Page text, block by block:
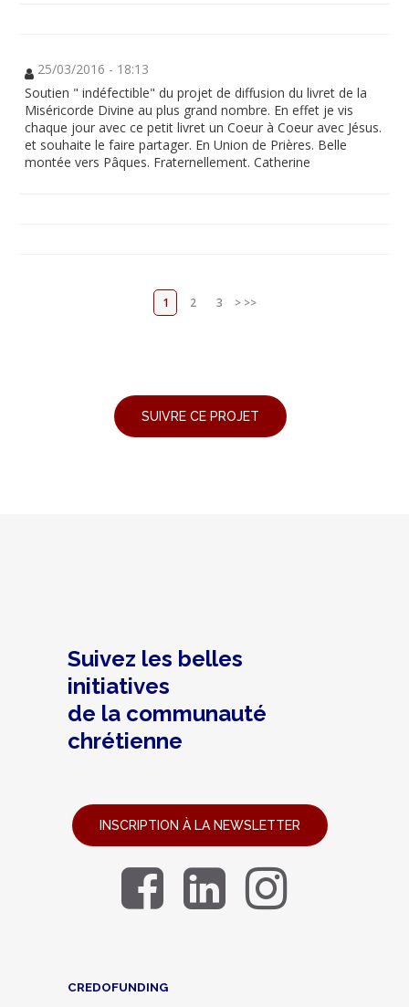
25/03/2016 - 18:13
Soutien " indéfectible" du projet de diffusion du livret de la
Miséricorde Divine au plus grand nombre. En effet je vis
chaque jour avec ce petit livret un Coeur à Coeur avec Jésus.
et souhaite le faire partager. En Union de Prières. Belle
montée vers Pâques. Fraternellement. Catherine
1 2 3 > >>
Suivez les belles
initiatives
de la communauté
chrétienne
INSCRIPTION À LA NEWSLETTER
CREDOFUNDING